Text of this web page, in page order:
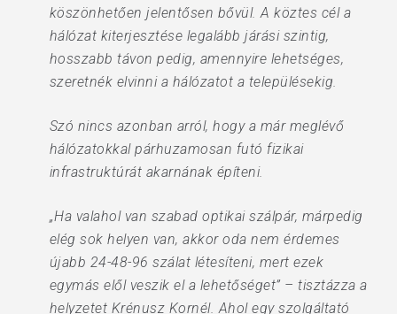
köszönhetően jelentősen bővül. A köztes cél a
hálózat kiterjesztése legalább járási szintig,
hosszabb távon pedig, amennyire lehetséges,
szeretnék elvinni a hálózatot a településekig.
Szó nincs azonban arról, hogy a már meglévő
hálózatokkal párhuzamosan futó fizikai
infrastruktúrát akarnának építeni.
„Ha valahol van szabad optikai szálpár, márpedig
elég sok helyen van, akkor oda nem érdemes
újabb 24-48-96 szálat létesíteni, mert ezek
egymás elől veszik el a lehetőséget” – tisztázza a
helyzetet Krénusz Kornél. Ahol egy szolgáltató